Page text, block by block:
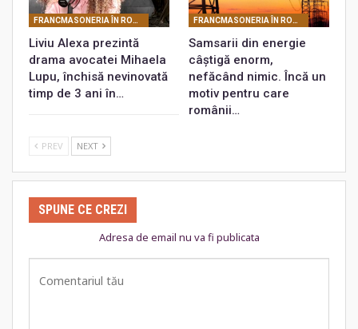
FRANCMASONERIA ÎN ROMÂNIA
Liviu Alexa prezintă
drama avocatei Mihaela
Lupu, închisă nevinovată
timp de 3 ani în…
FRANCMASONERIA ÎN ROMÂNIA
Samsarii din energie
câștigă enorm,
nefăcând nimic. Încă un
motiv pentru care
românii…
PREV NEXT
SPUNE CE CREZI
Adresa de email nu va fi publicata